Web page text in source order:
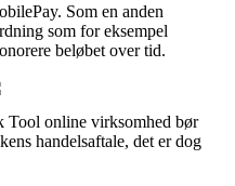
Som en anden
som for eksempel
beløbet over tid.
Tool online virksomhed bør
handelsaftale, det er dog